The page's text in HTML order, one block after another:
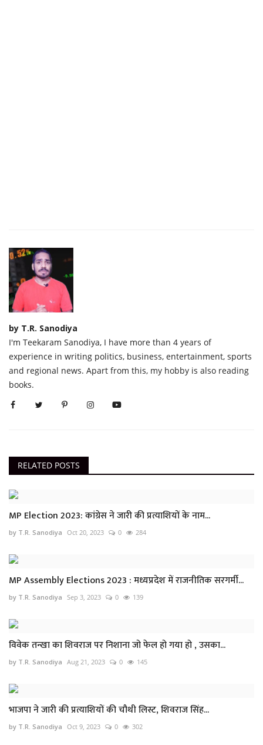
by T.R. Sanodiya
I'm Teekaram Sanodiya, I have more than 4 years of
experience in writing politics, business, entertainment, sports
and regional news. Apart from this, my hobby is also reading
books.
RELATED POSTS
MP Election 2023: कांग्रेस ने जारी की प्रत्याशियों के नाम...
by T.R. Sanodiya Oct 20, 2023 0 284
MP Assembly Elections 2023 : मध्यप्रदेश में राजनीतिक सरगर्मी...
by T.R. Sanodiya Sep 3, 2023 0 139
विवेक तन्खा का शिवराज पर निशाना जो फेल हो गया हो , उसका...
by T.R. Sanodiya Aug 21, 2023 0 145
भाजपा ने जारी की प्रत्याशियों की चौथी लिस्ट, शिवराज सिंह...
by T.R. Sanodiya Oct 9, 2023 0 302